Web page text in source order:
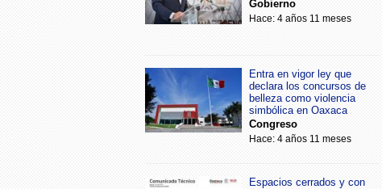
Gobierno
Hace: 4 años 11 meses
Entra en vigor ley que
declara los concursos de
belleza como violencia
simbólica en Oaxaca
Congreso
Hace: 4 años 11 meses
Espacios cerrados y con